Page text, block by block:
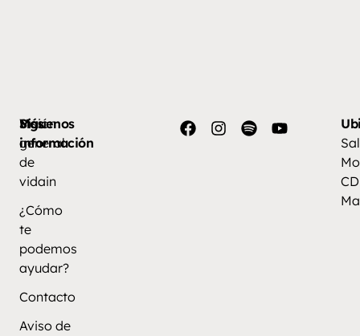
Más
información
Visión
general
de
vidain
¿Cómo
te
podemos
ayudar?
Contacto
Aviso de
Síguenos